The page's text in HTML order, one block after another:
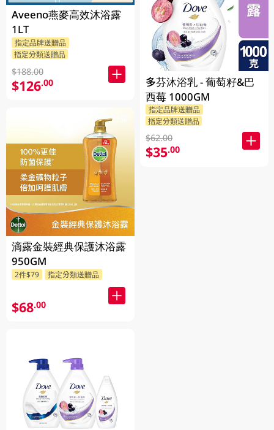
Aveeno燕麥高效沐浴露
1LT
指定品牌送贈品
指定分類送贈品
$188.00
$126.00
滴露金裝經典保護沐浴露
950GM
2件$79 指定分類送贈品
$68.00
多芬沐浴乳 - 葡萄籽&巴
西莓 1000GM
指定品牌送贈品
指定分類送贈品
$62.00
$35.00